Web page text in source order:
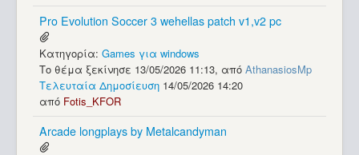
Pro Evolution Soccer 3 wehellas patch v1,v2 pc
Κατηγορία: Games για windows
Το θέμα ξεκίνησε 13/05/2026 11:13, από AthanasiosMp
Τελευταία Δημοσίευση 14/05/2026 14:20
από Fotis_KFOR
Arcade longplays by Metalcandyman